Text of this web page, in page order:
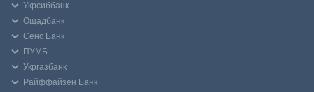
Укрсиббанк
Ощадбанк
Сенс Банк
ПУМБ
Укргазбанк
Райффайзен Банк